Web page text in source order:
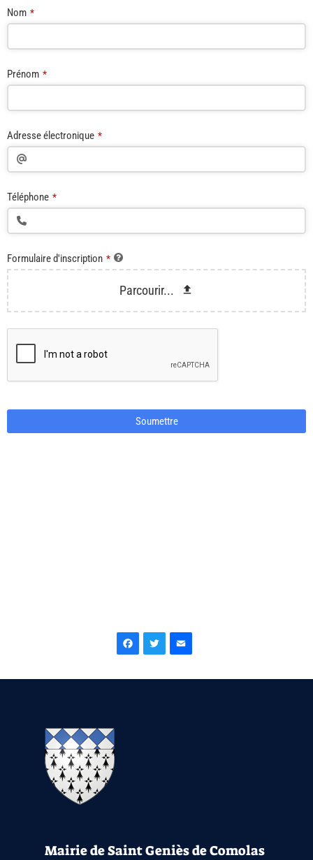
Nom *
Prénom *
Adresse électronique *
Téléphone *
Formulaire d'inscription *
Parcourir...
Soumettre
Facebook
Twitter
Mairie de Saint Geniès de Comolas